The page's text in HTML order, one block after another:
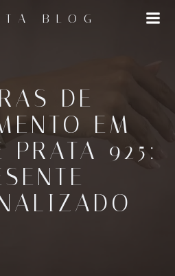
paraBLOG
DE
EM
PRATA 925: